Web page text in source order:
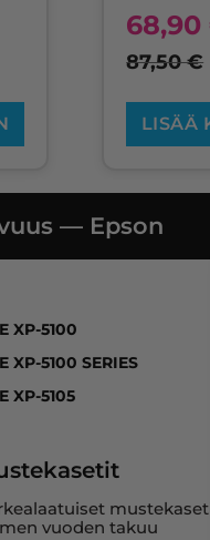
68,90
87,50€
LISÄÄ
— Epson
EXPRESSION
XP-5100
XP-5100 SERIES
XP-5105
vuoden takuu